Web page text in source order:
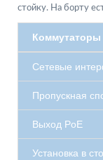
стойку. На борту
Коммутаторы
Сетевые
Пропускная
Выход PoE
Установка в